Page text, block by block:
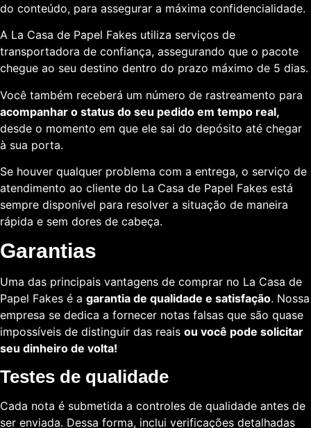
do conteúdo, para assegurar a máxima confidencialidade.
A La Casa de Papel Fakes utiliza serviços de
transportadora de confiança, assegurando que o pacote
chegue ao seu destino dentro do prazo máximo de 5 dias.
Você também receberá um número de rastreamento para
acompanhar o status do seu pedido em tempo real,
desde o momento em que ele sai do depósito até chegar
à sua porta.
Se houver qualquer problema com a entrega, o serviço de
atendimento ao cliente do La Casa de Papel Fakes está
sempre disponível para resolver a situação de maneira
rápida e sem dores de cabeça.
Garantias
Uma das principais vantagens de comprar no La Casa de
Papel Fakes é a garantia de qualidade e satisfação. Nossa
empresa se dedica a fornecer notas falsas que são quase
impossíveis de distinguir das reais ou você pode solicitar
seu dinheiro de volta!
Testes de qualidade
Cada nota é submetida a controles de qualidade antes de
ser enviada. Dessa forma, inclui verificações detalhadas